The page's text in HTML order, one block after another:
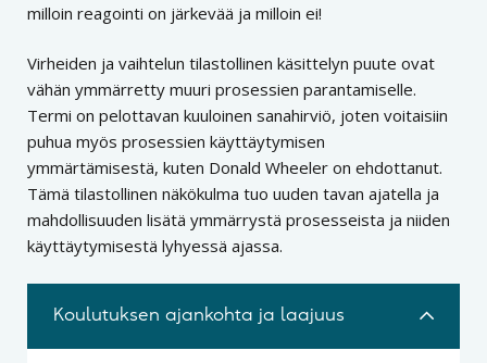
milloin reagointi on järkevää ja milloin ei!
Virheiden ja vaihtelun tilastollinen käsittelyn puute ovat
vähän ymmärretty muuri prosessien parantamiselle.
Termi on pelottavan kuuloinen sanahirviö, joten voitaisiin
puhua myös prosessien käyttäytymisen
ymmärtämisestä, kuten Donald Wheeler on ehdottanut.
Tämä tilastollinen näkökulma tuo uuden tavan ajatella ja
mahdollisuuden lisätä ymmärrystä prosesseista ja niiden
käyttäytymisestä lyhyessä ajassa.
Koulutuksen ajankohta ja laajuus